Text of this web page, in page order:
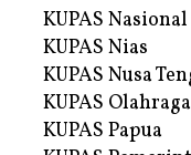
KUPAS Nasional
KUPAS Nias
KUPAS Nusa
KUPAS Olahraga
KUPAS Papua